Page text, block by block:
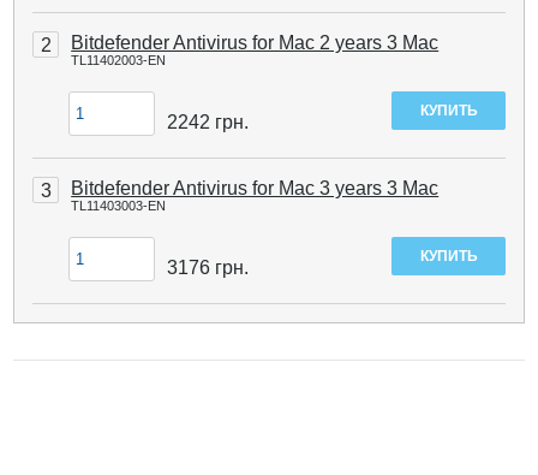
2 Bitdefender Antivirus for Mac 2 years 3 Mac
TL11402003-EN
2242 грн.
3 Bitdefender Antivirus for Mac 3 years 3 Mac
TL11403003-EN
3176 грн.